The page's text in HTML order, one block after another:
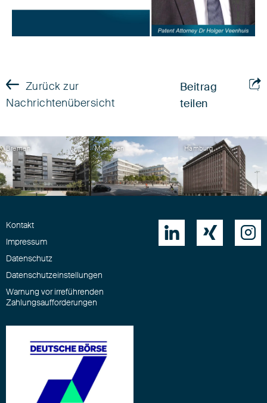
Zurück zur
Nachrichtenübersicht
Beitrag
teilen
Bremen München Hamburg
Kontakt
Impressum
Datenschutz
Datenschutzeinstellungen
Warnung vor irreführenden
Zahlungsaufforderungen
  